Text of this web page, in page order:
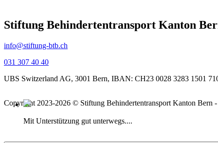
Mit Unterstützung gut unterwegs....
Stiftung Behindertentransport Kanton
info@stiftung-btb.ch
031 307 40 40
UBS Switzerland AG, 3001 Bern, IBAN: CH23 0028 3283 1501
Copyright 2023-2026 © Stiftung Behindertentransport Kanton Bern